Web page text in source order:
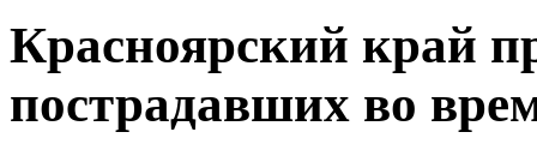
Красноярский край
пострадавших во